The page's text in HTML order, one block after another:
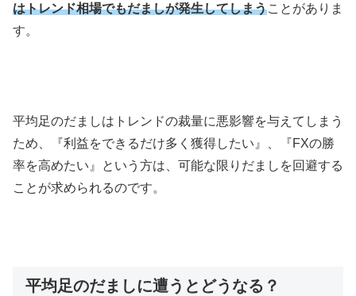
はトレンド相場でもだましが発生してしまうことがありま
す。
平均足のだましはトレンドの裁量に悪影響を与えてしまう
ため、『利益をできるだけ多く獲得したい』、『FXの勝
率を高めたい』という方は、可能な限りだましを回避する
ことが求められるのです。
平均足のだましに遭うとどうなる？